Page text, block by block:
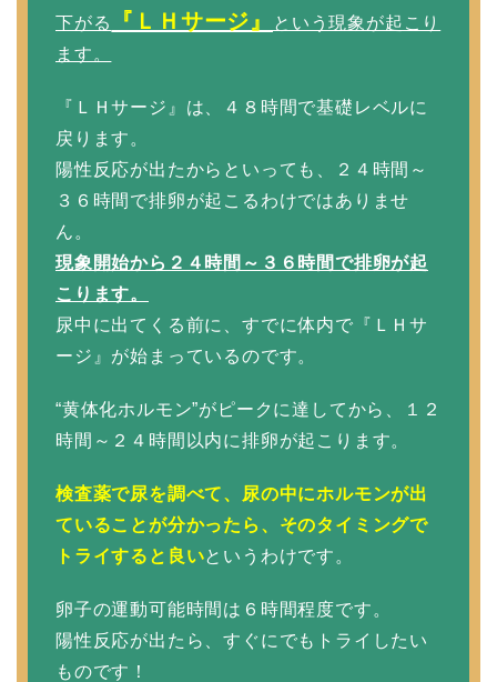
下がる
『ＬＨサージ』
という現象が起こり
ます。
『ＬＨサージ』は、４８時間で基礎レベルに
戻ります。
陽性反応が出たからといっても、２４時間～
３６時間で排卵が起こるわけではありませ
ん。
現象開始から２４時間～３６時間で排卵が起
こります。
尿中に出てくる前に、すでに体内で『ＬＨサ
ージ』が始まっているのです。
“黄体化ホルモン”がピークに達してから、１２
時間～２４時間以内に排卵が起こります。
検査薬で尿を調べて、尿の中にホルモンが出
ていることが分かったら、そのタイミングで
トライすると良いというわけです。
卵子の運動可能時間は６時間程度です。
陽性反応が出たら、すぐにでもトライしたい
ものです！